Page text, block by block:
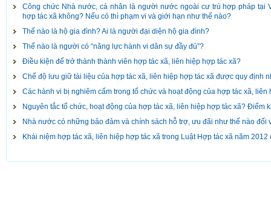
Công chức Nhà nước, cá nhân là người nước ngoài cư trú hợp pháp tại
hợp tác xã không? Nếu có thì phạm vi và giới hạn như thế nào?
Thế nào là hộ gia đình? Ai là người đại diện hộ gia đình?
Thế nào là người có “năng lực hành vi dân sự đầy đủ”?
Điều kiện để trở thành thành viên hợp tác xã, liên hiệp hợp tác xã?
Chế độ lưu giữ tài liệu của hợp tác xã, liên hiệp hợp tác xã được quy định
Các hành vi bị nghiêm cấm trong tổ chức và hoạt động của hợp tác xã, liên
Nguyên tắc tổ chức, hoạt động của hợp tác xã, liên hiệp hợp tác xã? Điểm
Nhà nước có những bảo đảm và chính sách hỗ trợ, ưu đãi như thế nào đối
Khái niệm hợp tác xã, liên hiệp hợp tác xã trong Luật Hợp tác xã năm